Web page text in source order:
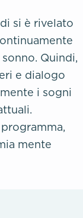
si è rivelato
Quindi,
e dialogo
i sogni
mente